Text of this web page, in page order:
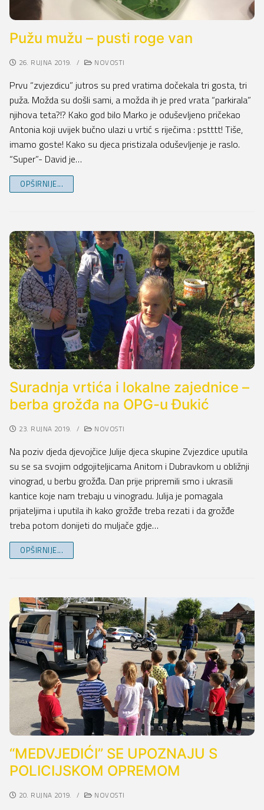
Programi rada s roditeljima
Programi rada s djecom
Kockići
Razvoj djeteta i odgoj
Zdravlje i prehrana
eTwinning
aktivirAJMO
Super je biti različit
Natječaji
Javna nabava
Financijska izvješća
Zakonski akti i akti vrtića
Savjetovanje s javnošću
Upisi u DV Vukovar I
Upravno vijeće
Pravo na pristup informacijama
Kontakt
Pužu mužu – pusti roge van
26. RUJNA 2019. / NOVOSTI
Prvu “zvjezdicu” jutros su pred vratima dočekala tri gosta, tri
puža. Možda su došli sami, a možda ih je pred vrata “parkirala”
njihova teta?!? Kako god bilo Marko je oduševljeno pričekao
Antonia koji uvijek bučno ulazi u vrtić s riječima : pstttt! Tiše,
imamo goste! Kako su djeca pristizala oduševljenje je raslo.
“Super”- David je…
OPŠIRNIJE...
Suradnja vrtića i lokalne zajednice –
berba grožđa na OPG-u Đukić
23. RUJNA 2019. / NOVOSTI
Na poziv djeda djevojčice Julije djeca skupine Zvjezdice uputila
su se sa svojim odgojiteljicama Anitom i Dubravkom u obližnji
vinograd, u berbu grožđa. Dan prije pripremili smo i ukrasili
kantice koje nam trebaju u vinogradu. Julija je pomagala
prijateljima i uputila ih kako grožđe treba rezati i da grožđe
treba potom donijeti do muljače gdje…
OPŠIRNIJE...
“MEDVJEDIĆI” SE UPOZNAJU S
POLICIJSKOM OPREMOM
20. RUJNA 2019. / NOVOSTI